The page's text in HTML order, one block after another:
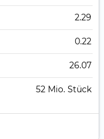
2.29
0.22
26.07
52 Mio. Stück